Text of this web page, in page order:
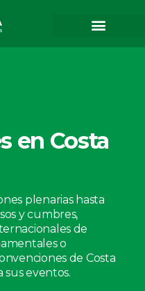
en Costa
plenarias hasta
y cumbres,
de
o
de Costa
sus eventos.